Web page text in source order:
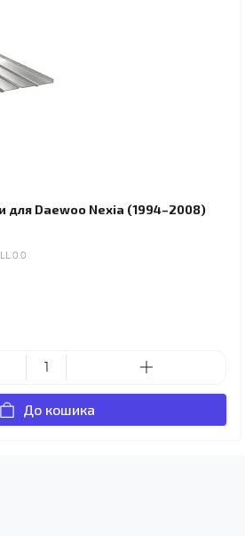
для Daewoo Nexia (1994–2008)
До кошика